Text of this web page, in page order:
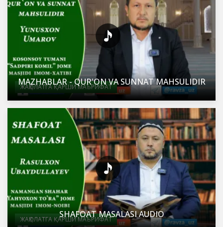
ЖАҲОЛАТГА ҚАРШИ МАЪРИФАТ
MAZHABLAR - QUR'ON VA SUNNAT MAHSULIDIR
ЖАҲОЛАТГА ҚАРШИ МАЪРИФАТ
SHAFOAT MASALASI AUDIO